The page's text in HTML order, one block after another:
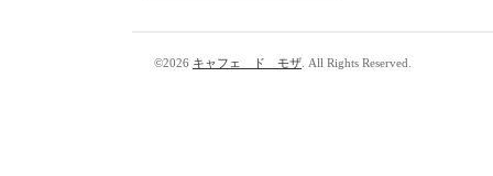
©2026 キャフェ ド モザ . All Rights Reserved.